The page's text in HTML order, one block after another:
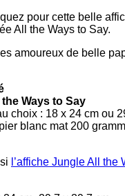
pour cette belle
All the Ways to Say.
amoureux de belle
Ways to Say
choix : 18 x 24 cm ou
blanc mat 200
l’affiche Jungle All the